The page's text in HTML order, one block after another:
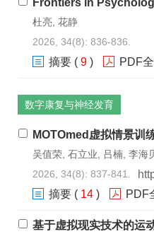
Frontiers in
杜亮, 花静
2026, 34(8): 836-836.
摘要 ( 9 ) PDF
数字康复与神经发育
MOTOmed虚拟情景训
吴值荣, 石立业, 吕楠, 李海
2026, 34(8): 837-841.
摘要 ( 14 ) PDF
基于虚拟现实技术的运